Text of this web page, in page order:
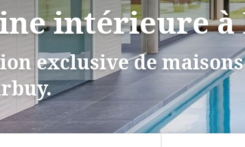
intérieure
exclusive de